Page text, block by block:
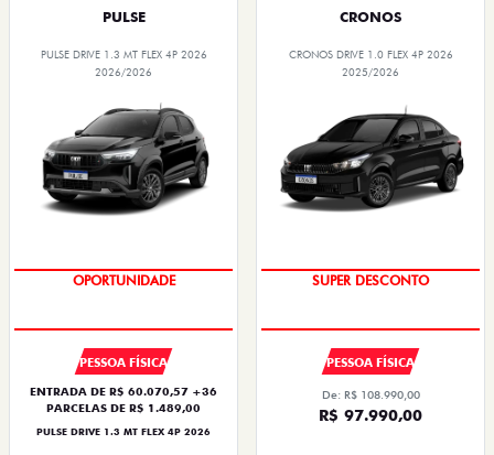
PULSE
PULSE DRIVE 1.3 MT FLEX 4P 2026
2026/2026
NOVA VERSÃO
PESSOA FÍSICA
ENTRADA DE R$ 60.070,57 +36
PARCELAS DE R$ 1.489,00
PULSE DRIVE 1.3 MT FLEX 4P 2026
CRONOS
CRONOS DRIVE 1.0 FLEX 4P 2026
2025/2026
TAXA ZERO
PESSOA FÍSICA
De: R$ 108.990,00
R$ 97.990,00